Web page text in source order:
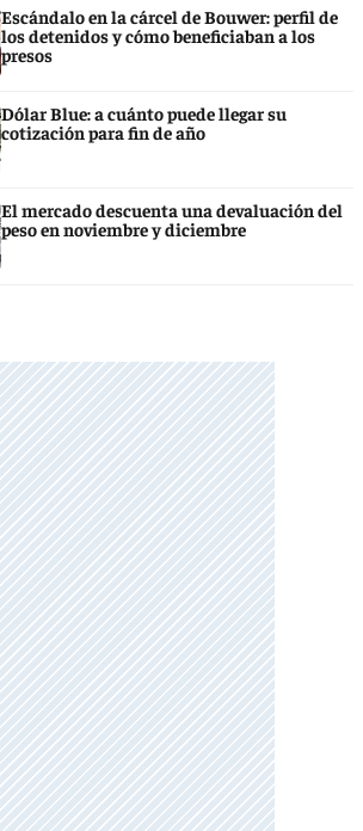
Escándalo en la cárcel de Bouwer: perfil de
los detenidos y cómo beneficiaban a los
presos
Dólar Blue: a cuánto puede llegar su
cotización para fin de año
El mercado descuenta una devaluación del
peso en noviembre y diciembre